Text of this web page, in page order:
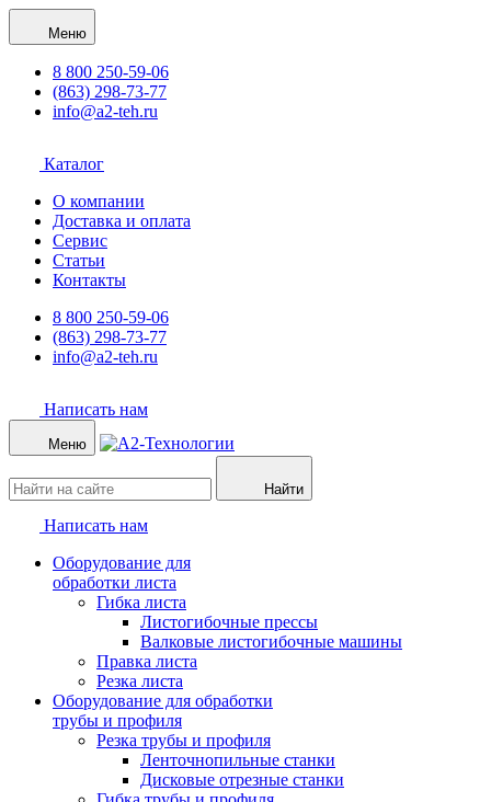
Меню
8 800 250-59-06
(863) 298-73-77
info@a2-teh.ru
Каталог
О компании
Доставка и оплата
Сервис
Статьи
Контакты
8 800 250-59-06
(863) 298-73-77
info@a2-teh.ru
Написать нам
Меню
Найти
Написать нам
Оборудование для
обработки листа
Гибка листа
Листогибочные прессы
Валковые листогибочные машины
Правка листа
Резка листа
Оборудование для обработки
трубы и профиля
Резка трубы и профиля
Ленточнопильные станки
Дисковые отрезные станки